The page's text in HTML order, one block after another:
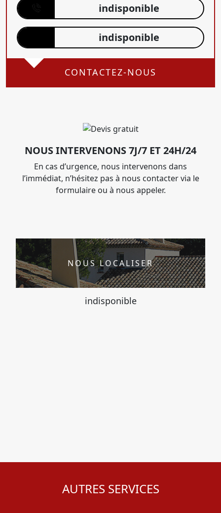
indisponible
indisponible
CONTACTEZ-NOUS
NOUS INTERVENONS 7J/7 ET 24H/24
En cas d’urgence, nous intervenons dans
l’immédiat, n’hésitez pas à nous contacter via le
formulaire ou à nous appeler.
NOUS LOCALISER
indisponible
AUTRES SERVICES